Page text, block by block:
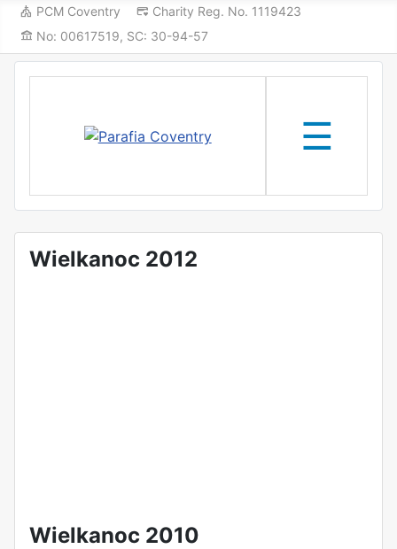
PCM Coventry
Charity Reg. No. 1119423
No: 00617519, SC: 30-94-57
☰
Wielkanoc 2012
Wielkanoc 2010